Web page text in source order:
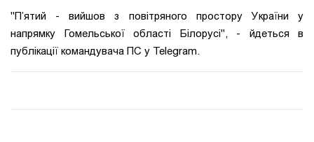
"П’ятий - вийшов з повітряного простору України у
напрямку Гомельської області Білорусі", - йдеться в
публікації командувача ПС у Telegram.